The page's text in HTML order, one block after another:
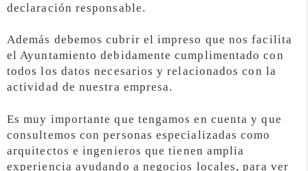
declaración responsable.
Además debemos cubrir el impreso que nos facilita
el Ayuntamiento debidamente cumplimentado con
todos los datos necesarios y relacionados con la
actividad de nuestra empresa.
Es muy importante que tengamos en cuenta y que
consultemos con personas especializadas como
arquitectos e ingenieros que tienen amplia
experiencia ayudando a negocios locales, para ver